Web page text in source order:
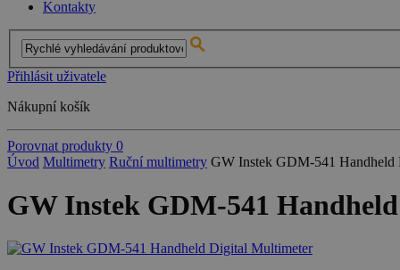
Kontakty
Přihlásit uživatele
Nákupní košík
Porovnat produkty 0
Úvod Multimetry Ruční multimetry GW Instek GDM-541 Handheld
GW Instek GDM-541